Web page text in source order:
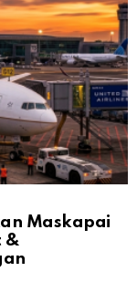
Maskapai
&